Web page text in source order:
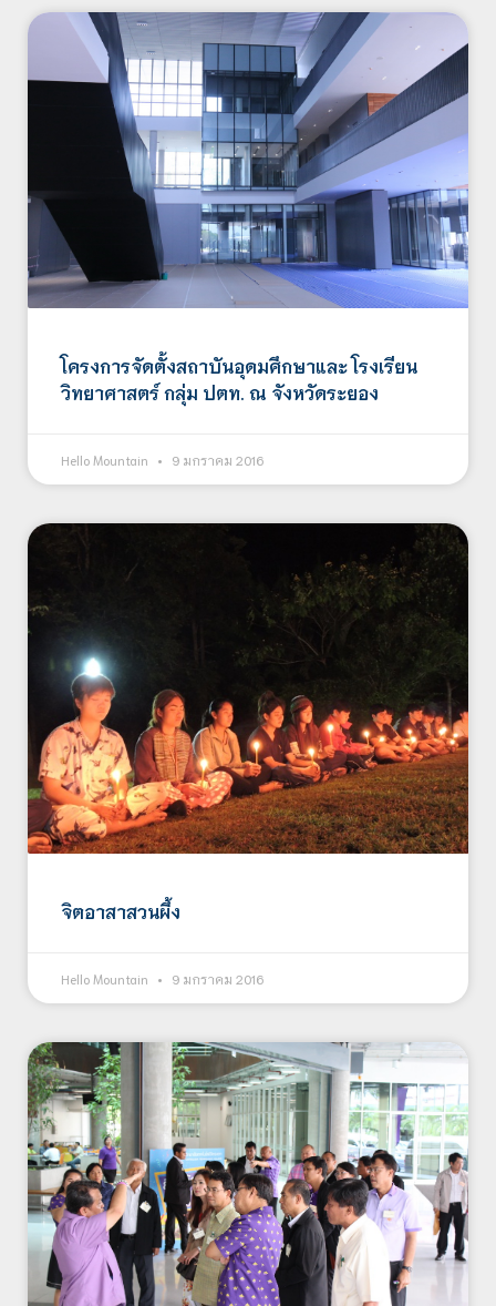
โครงการจัดตั้งสถาบันอุดมศึกษาและ โรงเรียน
วิทยาศาสตร์ กลุ่ม ปตท. ณ จังหวัดระยอง
Hello Mountain 9 มกราคม 2016
จิตอาสาสวนผึ้ง
Hello Mountain 9 มกราคม 2016